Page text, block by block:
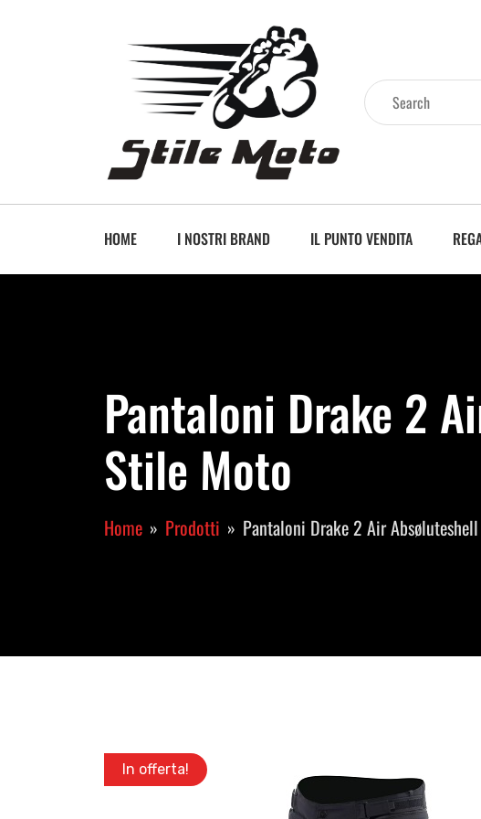
HOME I NOSTRI BRAND IL PUNTO VENDITA
Pantaloni Drake 2
Stile Moto
Home Prodotti Pantaloni Drake 2 Air
In offerta!